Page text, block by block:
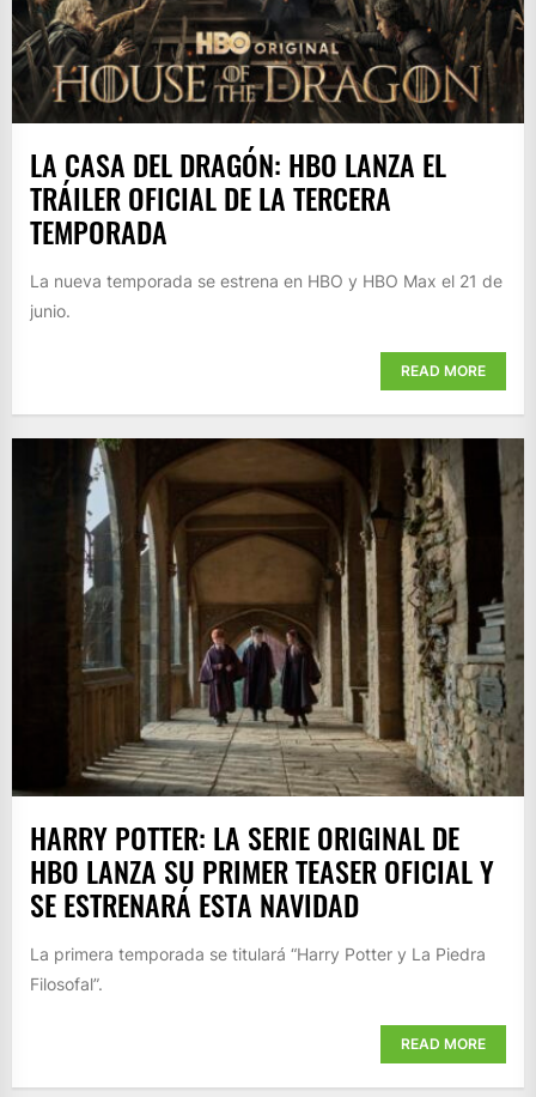
LA CASA DEL DRAGÓN: HBO LANZA EL
TRÁILER OFICIAL DE LA TERCERA
TEMPORADA
La nueva temporada se estrena en HBO y HBO Max el 21 de
junio.
READ MORE
HARRY POTTER: LA SERIE ORIGINAL DE
HBO LANZA SU PRIMER TEASER OFICIAL Y
SE ESTRENARÁ ESTA NAVIDAD
La primera temporada se titulará “Harry Potter y La Piedra
Filosofal”.
READ MORE